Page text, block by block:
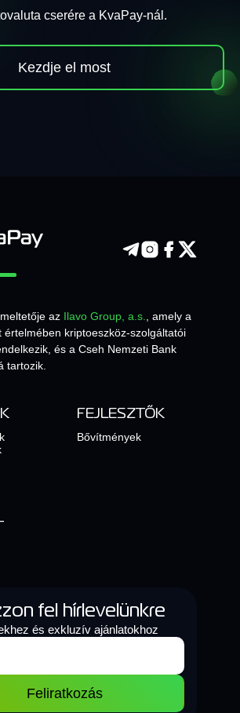
cserére a KvaPay-nál.
Kezdje el most
az Ilavo Group, a.s., amely a
értelmében kriptoeszköz-szolgáltatói
és a Cseh Nemzeti Bank
tartozik.
FEJLESZTŐK
Bővítmények
fel hírlevelünkre
és exkluzív ajánlatokhoz
Feliratkozás